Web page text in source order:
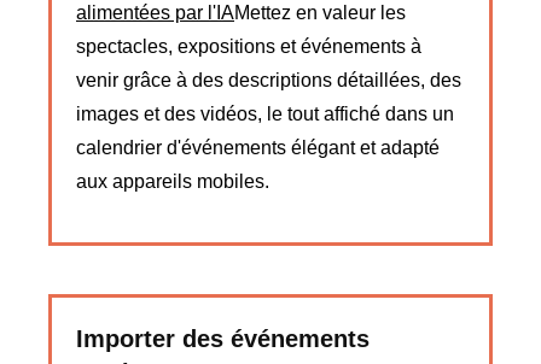
alimentées par l'IAMettez en valeur les
spectacles, expositions et événements à
venir grâce à des descriptions détaillées, des
images et des vidéos, le tout affiché dans un
calendrier d'événements élégant et adapté
aux appareils mobiles.
Importer des événements